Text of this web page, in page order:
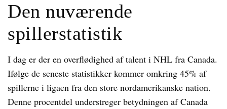
Den nuværende
spillerstatistik
I dag er der en overflødighed af talent i NHL fra Canada.
Ifølge de seneste statistikker kommer omkring 45% af
spillerne i ligaen fra den store nordamerikanske nation.
Denne procentdel understreger betydningen af Canada